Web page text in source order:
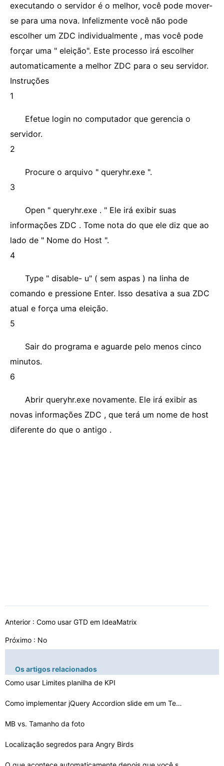
executando o servidor é o melhor, você pode mover-
se para uma nova. Infelizmente você não pode
escolher um ZDC individualmente , mas você pode
forçar uma " eleição". Este processo irá escolher
automaticamente a melhor ZDC para o seu servidor.
Instruções
1
Efetue login no computador que gerencia o
servidor.
2
Procure o arquivo " queryhr.exe ".
3
Open " queryhr.exe . " Ele irá exibir suas
informações ZDC . Tome nota do que ele diz que ao
lado de " Nome do Host ".
4
Type " disable- u" ( sem aspas ) na linha de
comando e pressione Enter. Isso desativa a sua ZDC
atual e força uma eleição.
5
Sair do programa e aguarde pelo menos cinco
minutos.
6
Abrir queryhr.exe novamente. Ele irá exibir as
novas informações ZDC , que terá um nome de host
diferente do que o antigo .
Anterior : Como usar GTD em IdeaMatrix
Próximo : No
Os artigos relacionados
Como usar Limites planilha de KPI
Como implementar jQuery Accordion slide em um Tema Word…
MB vs. Tamanho da foto
Localização segredos para Angry Birds